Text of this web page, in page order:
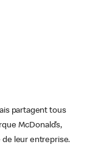
partagent tous
McDonald’s,
leur entreprise.